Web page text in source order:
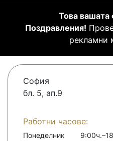
Това
Поздравления!
рекламни
София
бл. 5, ап.9
Работни часове:
Понеделник